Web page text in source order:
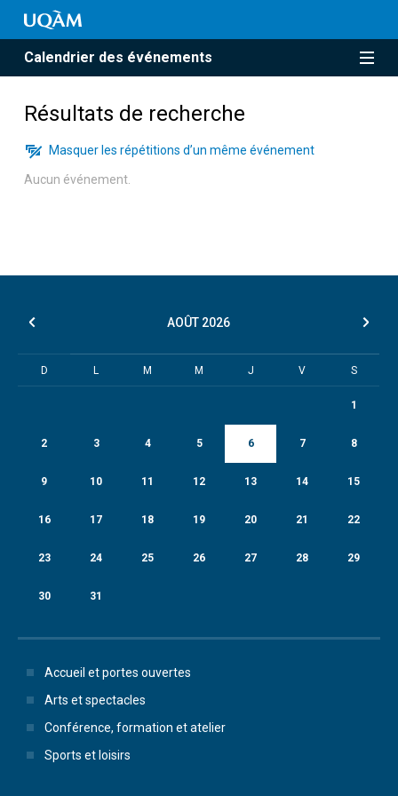
Calendrier des événements
Résultats de recherche
Masquer les répétitions d’un même événement
Aucun événement.
AOÛT 2026
D L M M J V S
1
2 3 4 5 6 7 8
9 10 11 12 13 14 15
16 17 18 19 20 21 22
23 24 25 26 27 28 29
30 31
Accueil et portes ouvertes
Arts et spectacles
Conférence, formation et atelier
Sports et loisirs